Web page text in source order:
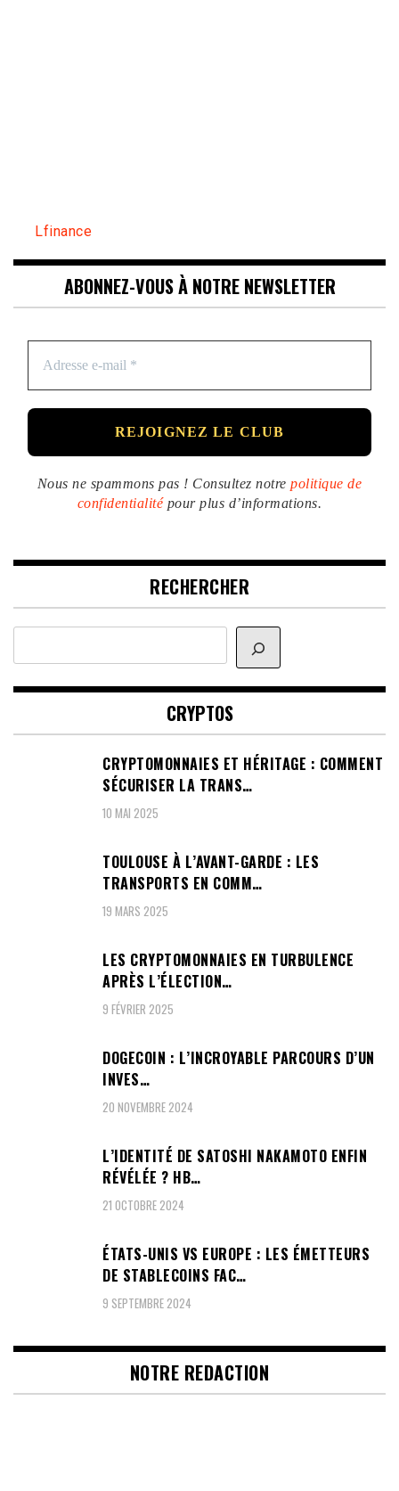
Lfinance
ABONNEZ-VOUS À NOTRE NEWSLETTER
Nous ne spammons pas ! Consultez notrepolitique de
confidentialitépour plus d’informations.
RECHERCHER
Rechercher
CRYPTOS
CRYPTOMONNAIES ET HÉRITAGE : COMMENT
SÉCURISER LA TRANS…
10 MAI 2025
TOULOUSE À L’AVANT-GARDE : LES
TRANSPORTS EN COMM…
19 MARS 2025
LES CRYPTOMONNAIES EN TURBULENCE
APRÈS L’ÉLECTION…
9 FÉVRIER 2025
DOGECOIN : L’INCROYABLE PARCOURS D’UN
INVES…
20 NOVEMBRE 2024
L’IDENTITÉ DE SATOSHI NAKAMOTO ENFIN
RÉVÉLÉE ? HB…
21 OCTOBRE 2024
ÉTATS-UNIS VS EUROPE : LES ÉMETTEURS
DE STABLECOINS FAC…
9 SEPTEMBRE 2024
NOTRE REDACTION